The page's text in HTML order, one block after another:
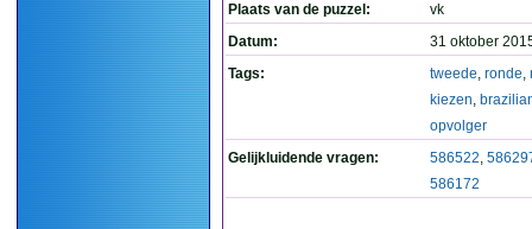
Plaats van de puzzel:
vk
Datum:
31 oktober
Tags:
tweede, ronde,
kiezen,
opvolger
Gelijkluidende vragen:
586522,
586172